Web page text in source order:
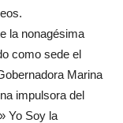
la nonagésima
como sede el
Marina
impulsora del
Yo Soy la